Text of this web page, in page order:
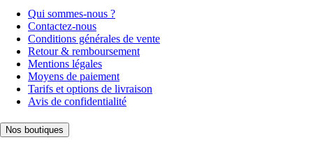
Qui sommes-nous ?
Contactez-nous
Conditions générales de vente
Retour & remboursement
Mentions légales
Moyens de paiement
Tarifs et options de livraison
Avis de confidentialité
Nos boutiques